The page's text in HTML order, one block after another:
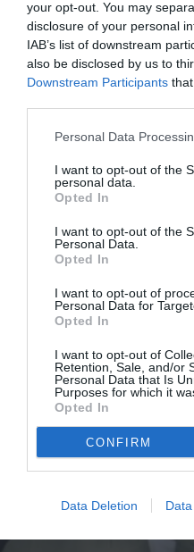
your opt-out. You may
disclosure of your personal
IAB’s list of downstream
also be disclosed by us to
Downstream Participants
Personal Data
I want to opt-out of the
personal data.
Opted In
I want to opt-out of the
Personal Data.
Opted In
I want to opt-out of
Personal Data for
Opted In
I want to opt-out of
Retention, Sale, and/or
Personal Data that Is
Purposes for which it
Opted In
CONFIRM
Data Deletion
Πώς
κρατήσουμε
από την
συμβουλές
By